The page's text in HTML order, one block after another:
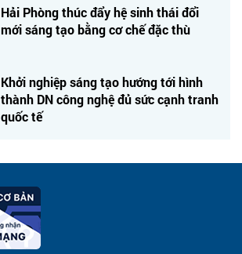
Hải Phòng thúc đẩy hệ sinh thái đổi
mới sáng tạo bằng cơ chế đặc thù
Khởi nghiệp sáng tạo hướng tới hình
thành DN công nghệ đủ sức cạnh tranh
quốc tế